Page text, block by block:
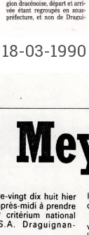
03-1990